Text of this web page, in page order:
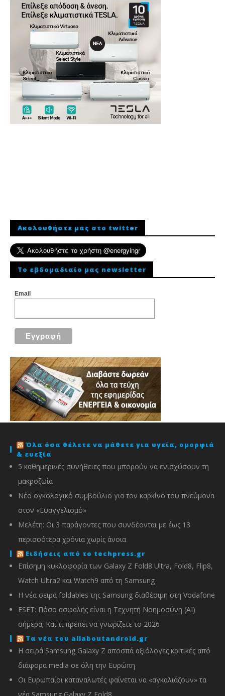
Ακολουθήστε μας στο twitter
To εβδομαδιαίο μας newsletter
Email
Όλα όσα θέλετε να μάθετε για υγεία, ομορφιά
& ευεξία
5 καθημερινές συνήθειες που μπορούν να ενισχύσουν τη
μακροζωία
Νέο ογκολογικό συμβούλιο για τον καρκίνο του πνεύμονα
στον «Ευαγγελισμό»
Μελέτη: Οι 3 παράγοντες που συνδέονται με έως 13
περισσότερα χρόνια χωρίς άνοια
Ειδήσεις από το techpress.gr
Επίσημη κυκλοφορία των Galaxy Z Fold8 Ultra, Fold8, Flip8,
Watch Ultra2 και Watch9 από τη Samsung
Η νέα σειρά foldables της Samsung διαθέσιμη στη Vodafone
ESET: Πόσο ασφαλής είναι η Τεχνητή Νοημοσύνη (AI)
σήμερα; Και τι πρέπει να γνωρίζετε το 2026
Τα νέα του allaboutandroid.gr
Η σειρά Samsung Galaxy Z αποσπά αξιόλογες κριτικές από
διάφορα media σε όλη την Ευρώπη
Οι Ευρωπαίοι καταναλωτές φαίνεται να «αγκαλιάζουν» τα
νέα Samsung Galaxy Z Fold8